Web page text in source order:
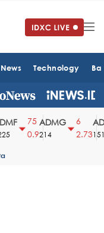
Technology
75
0.9
ADMG
214
2.731510